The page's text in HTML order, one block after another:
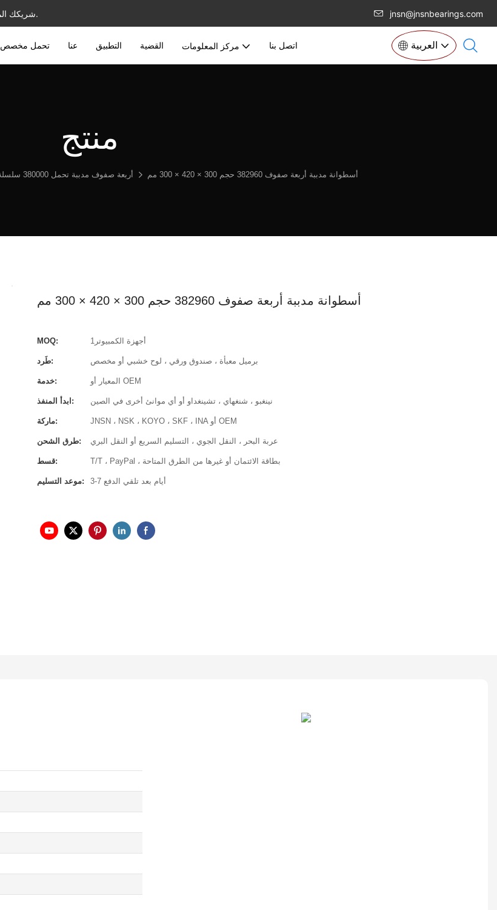
أفضل الموردين المحمولين بالجملة مع خدمة مخصصة ، JNSN Bearing Superior شريكك المثالي. jnsn@jnsnbearings.com
تحمل مخصص عنا التطبيق القضية مركز المعلومات اتصل بنا العربية
منتج
أربعة صفوف مدببة تحمل 380000 سلسلة أسطوانة مدببة أربعة صفوف 382960 حجم 300 × 420 × 300 مم
أسطوانة مدببة أربعة صفوف 382960 حجم 300 × 420 × 300 مم
MOQ: أجهزة الكمبيوتر1
طَرد: برميل معبأة ، صندوق ورقي ، لوح خشبي أو مخصص
خدمة: المعيار أو OEM
ابدأ المنفذ: نينغبو ، شنغهاي ، تشينغداو أو أي موانئ أخرى في الصين
ماركة: JNSN ، NSK ، KOYO ، SKF ، INA أو OEM
طرق الشحن: عربة البحر ، النقل الجوي ، التسليم السريع أو النقل البري
قسط: T/T ، PayPal ، بطاقة الائتمان أو غيرها من الطرق المتاحة
موعد التسليم: 3-7 أيام بعد تلقي الدفع